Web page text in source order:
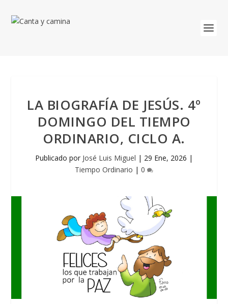
LA BIOGRAFÍA DE JESÚS. 4º
DOMINGO DEL TIEMPO
ORDINARIO, CICLO A.
Publicado por José Luis Miguel | 29 Ene, 2026 |
Tiempo Ordinario | 0